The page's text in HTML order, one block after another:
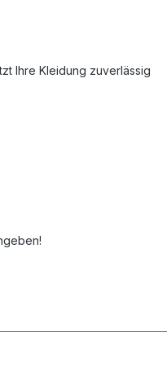
Ihre Kleidung zuverlässig